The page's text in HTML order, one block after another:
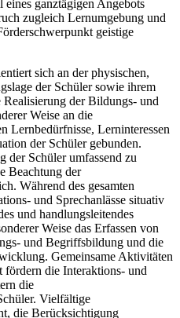
eines ganztägigen Angebots
zugleich Lernumgebung und
geistige
sich an der physischen,
der Schüler sowie ihrem
der Bildungs- und
Weise an die
Lernbedürfnisse, Lerninteressen
der Schüler gebunden.
Schüler umfassend zu
Beachtung der
Während des gesamten
und Sprechanlässe situativ
und handlungsleitendes
Weise das Erfassen von
und Begriffsbildung und die
Gemeinsame Aktivitäten
fördern die Interaktions- und
die
Vielfältige
die Berücksichtigung